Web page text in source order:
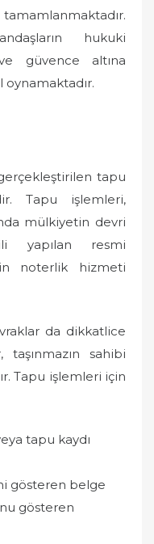
hukuki
güvence altına
gerçekleştirilen tapu
Tapu işlemleri,
mülkiyetin devri
yapılan resmi
noterlik hizmeti
da dikkatlice
taşınmazın sahibi
Tapu işlemleri için
tapu kaydı
gösteren belge
gösteren